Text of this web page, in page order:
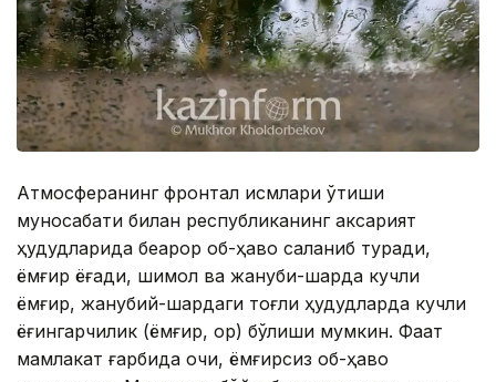
Атмосферанинг фронтал қисмлари ўтиши
муносабати билан республиканинг аксарият
ҳудудларида беқарор об-ҳаво сақланиб туради,
ёмғир ёғади, шимол ва жануби-шарқда кучли
ёмғир, жанубий-шарқдаги тоғли ҳудудларда кучли
ёғингарчилик (ёмғир, қор) бўлиши мумкин. Фақат
мамлакат ғарбида очиқ, ёмғирсиз об-ҳаво